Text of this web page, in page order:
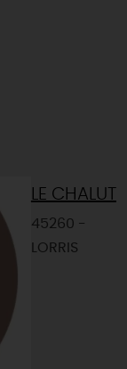
LE CHALUT
45260 -
LORRIS